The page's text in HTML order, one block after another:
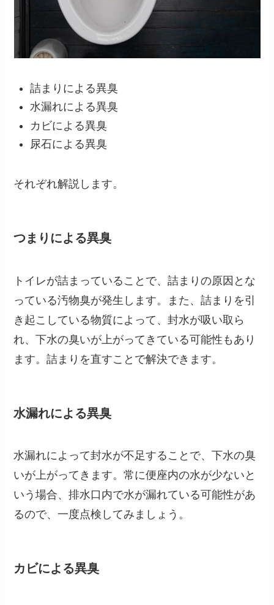
詰まりによる異臭
水漏れによる異臭
カビによる異臭
尿石による異臭
それぞれ解説します。
つまりによる異臭
トイレが詰まっていることで、詰まりの原因とな
っている汚物臭が発生します。また、詰まりを引
き起こしている物質によって、封水が吸い取ら
れ、下水の臭いが上がってきている可能性 もあり
ます。詰まりを直すことで解決できます。
水漏れによる異臭
水漏れによって封水が不足することで、下水の臭
いが上がってきます。常に便座内の水が少ないと
いう場合、排水口内で水が漏れている可能性があ
るので、一度点検してみましょう。
カビによる異臭